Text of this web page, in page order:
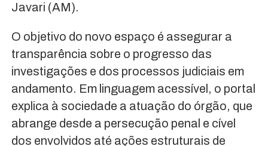
Javari (AM).
O objetivo do novo espaço é assegurar a
transparência sobre o progresso das
investigações e dos processos judiciais em
andamento. Em linguagem acessível, o portal
explica à sociedade a atuação do órgão, que
abrange desde a persecução penal e cível
dos envolvidos até ações estruturais de